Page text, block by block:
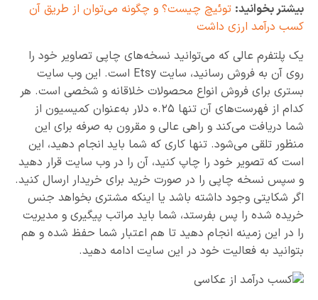
بیشتر بخوانید: توئیچ چیست؟ و چگونه می‌توان از طریق آن
کسب درآمد ارزی داشت
یک پلتفرم عالی که می‌توانید نسخه‌های چاپی تصاویر خود را
روی آن به فروش رسانید، سایت Etsy است. این وب سایت
بستری برای فروش انواع محصولات خلاقانه و شخصی است. هر
کدام از فهرست‌های آن تنها ۰.۲۵ دلار به‌عنوان کمیسیون از
شما دریافت می‌کند و راهی عالی و مقرون به صرفه برای این
منظور تلقی می‌شود. تنها کاری که شما باید انجام دهید، این
است که تصویر خود را چاپ کنید، آن را در وب سایت قرار دهید
و سپس نسخه چاپی را در صورت خرید برای خریدار ارسال کنید.
اگر شکایتی وجود داشته باشد یا اینکه مشتری بخواهد جنس
خریده شده را پس بفرستد، شما باید مراتب پیگیری و مدیریت
را در این زمینه انجام دهید تا هم اعتبار شما حفظ شده و هم
بتوانید به فعالیت خود در این سایت ادامه دهید.